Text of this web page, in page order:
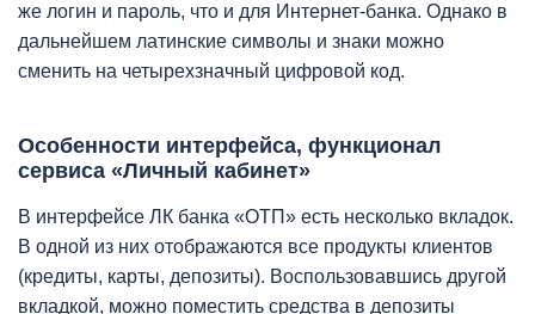
же логин и пароль, что и для Интернет-банка. Однако в
дальнейшем латинские символы и знаки можно
сменить на четырехзначный цифровой код.
Особенности интерфейса, функционал
сервиса «Личный кабинет»
В интерфейсе ЛК банка «ОТП» есть несколько вкладок.
В одной из них отображаются все продукты клиентов
(кредиты, карты, депозиты). Воспользовавшись другой
вкладкой, можно поместить средства в депозиты